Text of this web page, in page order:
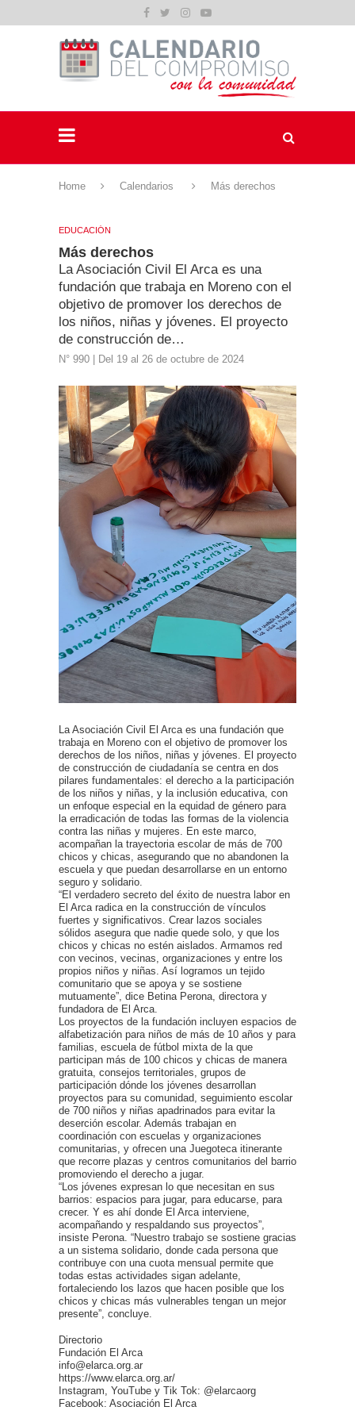
Home Calendarios Más derechos
EDUCACIÓN
Más derechos
La Asociación Civil El Arca es una
fundación que trabaja en Moreno con el
objetivo de promover los derechos de
los niños, niñas y jóvenes. El proyecto
de construcción de…
N° 990 | Del 19 al 26 de octubre de 2024
La Asociación Civil El Arca es una fundación que
trabaja en Moreno con el objetivo de promover los
derechos de los niños, niñas y jóvenes. El proyecto
de construcción de ciudadanía se centra en dos
pilares fundamentales: el derecho a la participación
de los niños y niñas, y la inclusión educativa, con
un enfoque especial en la equidad de género para
la erradicación de todas las formas de la violencia
contra las niñas y mujeres. En este marco,
acompañan la trayectoria escolar de más de 700
chicos y chicas, asegurando que no abandonen la
escuela y que puedan desarrollarse en un entorno
seguro y solidario.
“El verdadero secreto del éxito de nuestra labor en
El Arca radica en la construcción de vínculos
fuertes y significativos. Crear lazos sociales
sólidos asegura que nadie quede solo, y que los
chicos y chicas no estén aislados. Armamos red
con vecinos, vecinas, organizaciones y entre los
propios niños y niñas. Así logramos un tejido
comunitario que se apoya y se sostiene
mutuamente”, dice Betina Perona, directora y
fundadora de El Arca.
Los proyectos de la fundación incluyen espacios de
alfabetización para niños de más de 10 años y para
familias, escuela de fútbol mixta de la que
participan más de 100 chicos y chicas de manera
gratuita, consejos territoriales, grupos de
participación dónde los jóvenes desarrollan
proyectos para su comunidad, seguimiento escolar
de 700 niños y niñas apadrinados para evitar la
deserción escolar. Además trabajan en
coordinación con escuelas y organizaciones
comunitarias, y ofrecen una Juegoteca itinerante
que recorre plazas y centros comunitarios del barrio
promoviendo el derecho a jugar.
“Los jóvenes expresan lo que necesitan en sus
barrios: espacios para jugar, para educarse, para
crecer. Y es ahí donde El Arca interviene,
acompañando y respaldando sus proyectos”,
insiste Perona. “Nuestro trabajo se sostiene gracias
a un sistema solidario, donde cada persona que
contribuye con una cuota mensual permite que
todas estas actividades sigan adelante,
fortaleciendo los lazos que hacen posible que los
chicos y chicas más vulnerables tengan un mejor
presente”, concluye.
Directorio
Fundación El Arca
info@elarca.org.ar
https://www.elarca.org.ar/
Instagram, YouTube y Tik Tok: @elarcaorg
Facebook: Asociación El Arca